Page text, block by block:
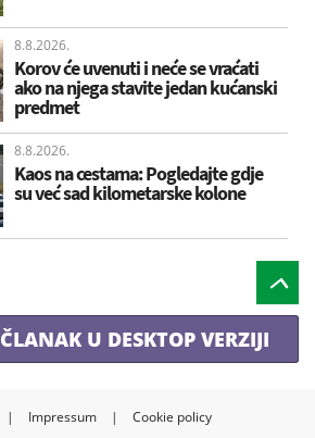
8.8.2026.
Korov će uvenuti i neće se vraćati
ako na njega stavite jedan kućanski
predmet
8.8.2026.
Kaos na cestama: Pogledajte gdje
su već sad kilometarske kolone
U DESKTOP VERZIJI
| Impressum | Cookie policy